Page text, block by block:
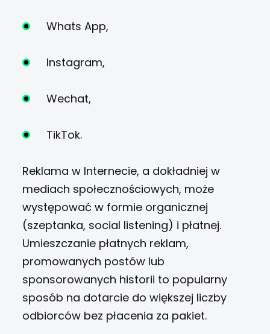
Whats App,
Instagram,
Wechat,
TikTok.
Reklama w Internecie, a dokładniej w
mediach społecznościowych, może
występować w formie organicznej
(szeptanka, social listening) i płatnej.
Umieszczanie płatnych reklam,
promowanych postów lub
sponsorowanych historii to popularny
sposób na dotarcie do większej liczby
odbiorców bez płacenia za pakiet.